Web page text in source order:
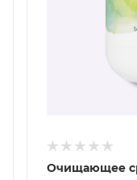
Очищающее